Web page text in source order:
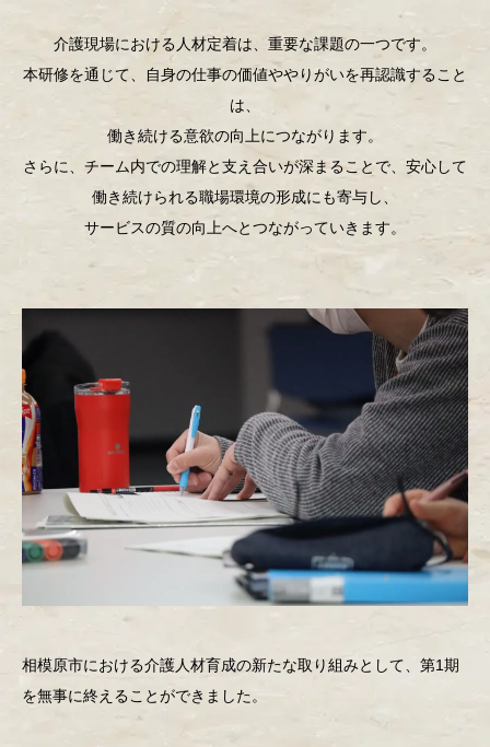
介護現場における人材定着は、重要な課題の一つです。
本研修を通じて、自身の仕事の価値ややりがいを再認識すること
は、
働き続ける意欲の向上につながります。
さらに、チーム内での理解と支え合いが深まることで、安心して
働き続けられる職場環境の形成にも寄与し、
サービスの質の向上へとつながっていきます。
相模原市における介護人材育成の新たな取り組みとして、第1期
を無事に終えることができました。